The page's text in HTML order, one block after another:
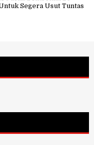
Segera Usut Tuntas